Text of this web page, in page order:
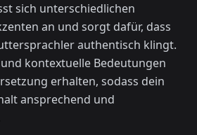
sich unterschiedlichen
an und sorgt dafür, dass
authentisch klingt.
kontextuelle Bedeutungen
erhalten, sodass dein
ansprechend und